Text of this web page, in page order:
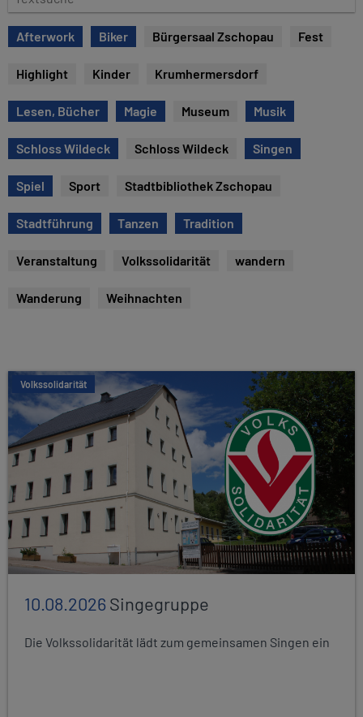
e
x
t
c
e
Afterwork Biker Bürgersaal Zschopau Fest
Highlight Kinder Krumhermersdorf
Lesen, Bücher Magie Museum Musik
Schloss Wildeck Schloss Wildeck Singen
Spiel Sport Stadtbibliothek Zschopau
Stadtführung Tanzen Tradition
Veranstaltung Volkssolidarität wandern
Wanderung Weihnachten
Volkssolidarität
10.08.2026Singegruppe
Die Volkssolidarität lädt zum gemeinsamen Singen ein